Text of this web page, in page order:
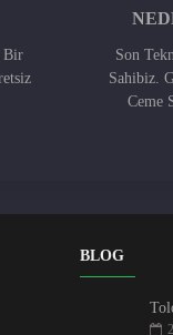
Bir
Son
Sahibiz.
Ceme
BLOG